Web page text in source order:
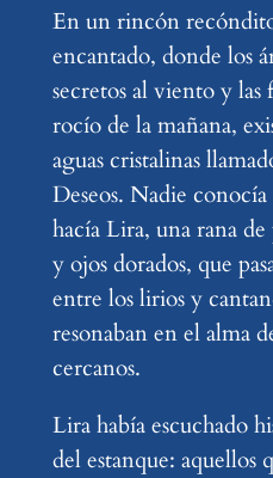
En un rincón
encantado, donde los
secretos al viento y las
rocío de la mañana,
aguas cristalinas
Deseos. Nadie
hacía Lira, una rana
y ojos dorados, que
entre los lirios y
resonaban en el alma
cercanos.
Lira había escuchado
del estanque: aquellos